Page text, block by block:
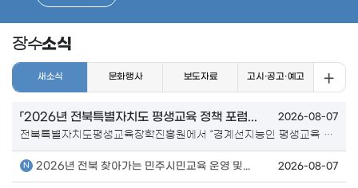
장수소식
새소식
「2026년 전북특별자치도 평생교육 정책 포럼... 2026-08-07
전북특별자치도평생교육장학진흥원에서 “경계선지능인 평생교육 지원체계 구축방안: 발견에서 자립까지”를 주제로 경계선지능인의 생애주기별 평생교육 지원방안을 모색하고 지역사회 협력기반을 구축하기 위하여 「2026년 전북특별자치도 평생교육 정책포럼」을 개최하오니, 관심있는 분들께서는 참여하여주시기 바랍니다. 가. 행 사 명: 2026년 전북특별자치도 평생교육 정책포럼 나. 주 제: 경계선지능인 평생교육 지원체계 구축방안: 발견에서 자립까지 다. 일 시: 2026. 9. 3.(목) 14:00~17:00 라. 장 소: 전주교육대학교 교사교육센터 1층 마음연구홀(전주시 완산구 서학로 70) 마. 대 상: 시군 관계자, 대학, 평생교육 기관·단체, 평생교육에 관심 있는 자 등 바. 주요내용
2026년 전북 찾아가는 민주시민교육 운영 및... 2026-08-07
문화행사 보도자료 고시·공고·예고